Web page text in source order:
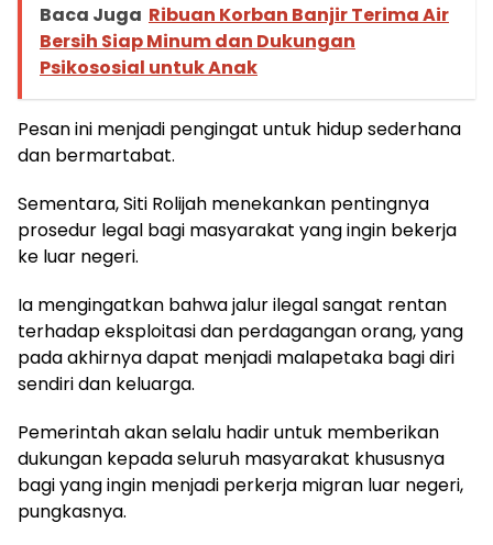
Baca Juga Ribuan Korban Banjir Terima Air
Bersih Siap Minum dan Dukungan
Psikososial untuk Anak
Pesan ini menjadi pengingat untuk hidup sederhana
dan bermartabat.
Sementara, Siti Rolijah menekankan pentingnya
prosedur legal bagi masyarakat yang ingin bekerja
ke luar negeri.
Ia mengingatkan bahwa jalur ilegal sangat rentan
terhadap eksploitasi dan perdagangan orang, yang
pada akhirnya dapat menjadi malapetaka bagi diri
sendiri dan keluarga.
Pemerintah akan selalu hadir untuk memberikan
dukungan kepada seluruh masyarakat khususnya
bagi yang ingin menjadi perkerja migran luar negeri,
pungkasnya.